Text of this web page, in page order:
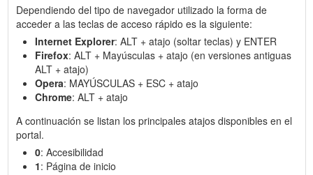
Dependiendo del tipo de navegador utilizado la forma de
acceder a las teclas de acceso rápido es la siguiente:
Internet Explorer: ALT + atajo (soltar teclas) y ENTER
Firefox: ALT + Mayúsculas + atajo (en versiones antiguas
ALT + atajo)
Opera: MAYÚSCULAS + ESC + atajo
Chrome: ALT + atajo
A continuación se listan los principales atajos disponibles en el
portal.
0: Accesibilidad
1: Página de inicio